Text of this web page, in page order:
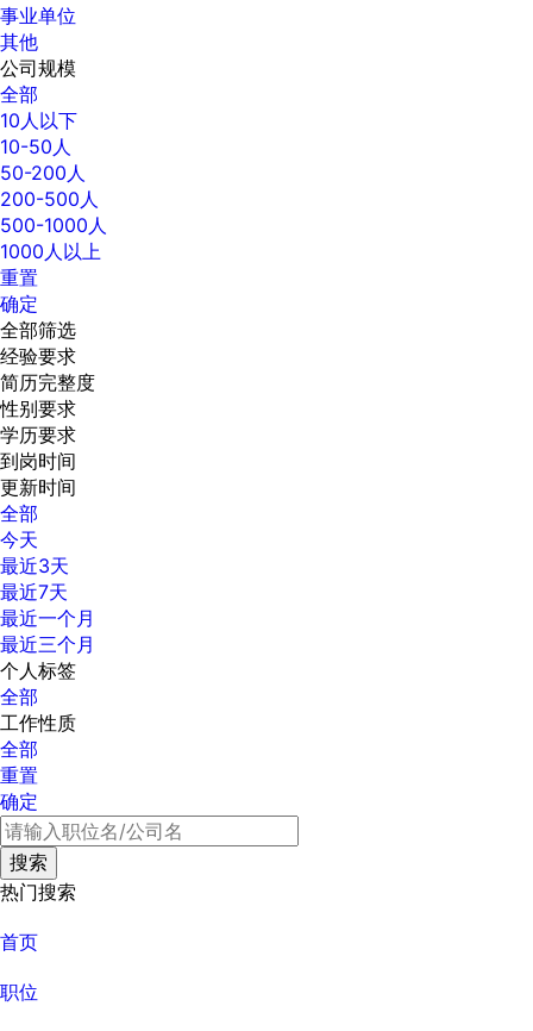
事业单位
其他
公司规模
全部
10人以下
10-50人
50-200人
200-500人
500-1000人
1000人以上
重置
确定
全部筛选
经验要求
简历完整度
性别要求
学历要求
到岗时间
更新时间
全部
今天
最近3天
最近7天
最近一个月
最近三个月
个人标签
全部
工作性质
全部
重置
确定
热门搜索
首页
职位